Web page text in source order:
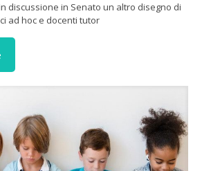
discussione in Senato un altro disegno di
ad hoc e docenti tutor